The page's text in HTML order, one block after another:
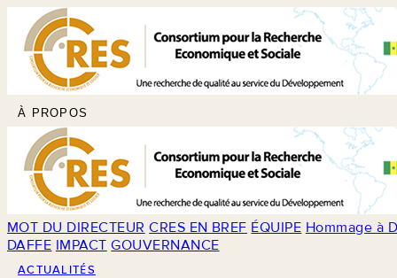
À PROPOS
MOT DU DIRECTEUR CRES EN BREF ÉQUIPE Hommage à
DAFFE IMPACT GOUVERNANCE
ACTUALITÉS